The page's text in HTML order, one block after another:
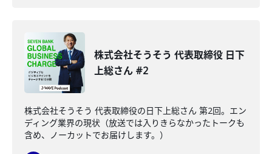
株式会社そうそう 代表取締役 日下
上総さん #2
株式会社そうそう 代表取締役の日下上総さん 第2回。エン
ディング業界の現状（放送では入りきらなかったトークも
含め、ノーカットでお届けします。）